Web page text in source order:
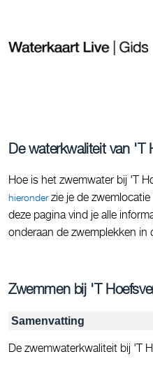
De waterkwaliteit van 'T
Hoe is het zwemwater bij 'T
hieronderzie je de
deze pagina vind je alle
onderaan de zwemplekken in
Zwemmen bij 'T
Samenvatting
De zwemwaterkwaliteit bij 'T